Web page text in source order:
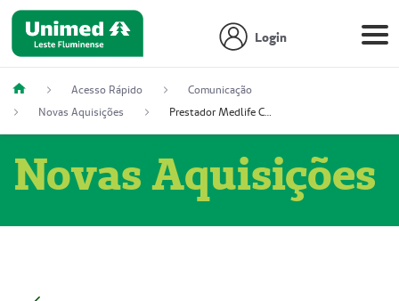
Login
Acesso Rápido
Comunicação
Novas Aquisições
Prestador Medlife Consultas e Diagnósticos (51004334-2)
Novas Aquisições